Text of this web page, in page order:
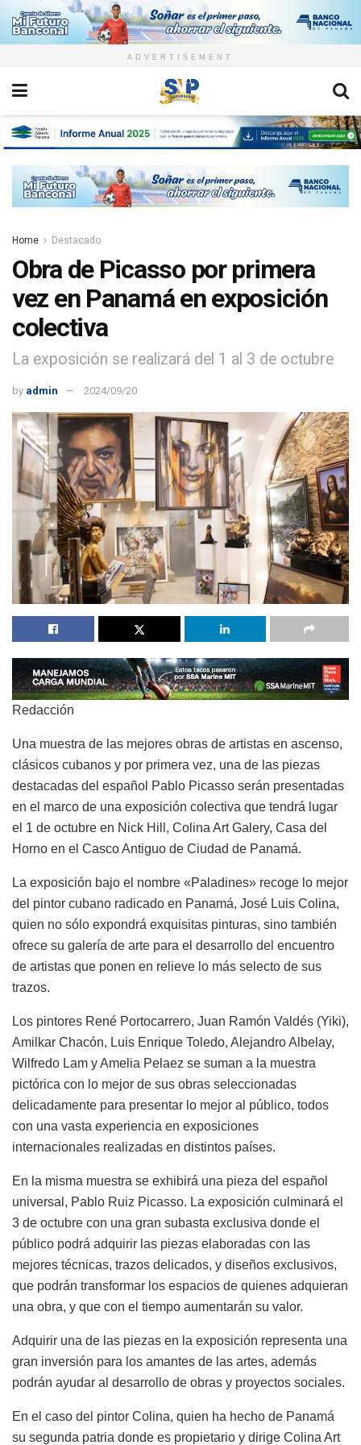
ADVERTISEMENT
Home Destacado
Obra de Picasso por primera
vez en Panamá en exposición
colectiva
La exposición se realizará del 1 al 3 de octubre
by admin 2024/09/20
Redacción
Una muestra de las mejores obras de artistas en ascenso,
clásicos cubanos y por primera vez, una de las piezas
destacadas del español Pablo Picasso serán presentadas
en el marco de una exposición colectiva que tendrá lugar
el 1 de octubre en Nick Hill, Colina Art Galery, Casa del
Horno en el Casco Antiguo de Ciudad de Panamá.
La exposición bajo el nombre «Paladines» recoge lo mejor
del pintor cubano radicado en Panamá, José Luis Colina,
quien no sólo expondrá exquisitas pinturas, sino también
ofrece su galería de arte para el desarrollo del encuentro
de artistas que ponen en relieve lo más selecto de sus
trazos.
Los pintores René Portocarrero, Juan Ramón Valdés (Yiki),
Amilkar Chacón, Luis Enrique Toledo, Alejandro Albelay,
Wilfredo Lam y Amelia Pelaez se suman a la muestra
pictórica con lo mejor de sus obras seleccionadas
delicadamente para presentar lo mejor al público, todos
con una vasta experiencia en exposiciones
internacionales realizadas en distintos países.
En la misma muestra se exhibirá una pieza del español
universal, Pablo Ruiz Picasso. La exposición culminará el
3 de octubre con una gran subasta exclusiva donde el
público podrá adquirir las piezas elaboradas con las
mejores técnicas, trazos delicados, y diseños exclusivos,
que podrán transformar los espacios de quienes adquieran
una obra, y que con el tiempo aumentarán su valor.
Adquirir una de las piezas en la exposición representa una
gran inversión para los amantes de las artes, además
podrán ayudar al desarrollo de obras y proyectos sociales.
En el caso del pintor Colina, quien ha hecho de Panamá
su segunda patria donde es propietario y dirige Colina Art